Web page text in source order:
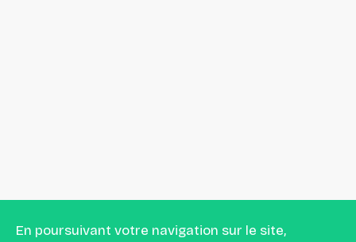
En poursuivant votre navigation sur le site,